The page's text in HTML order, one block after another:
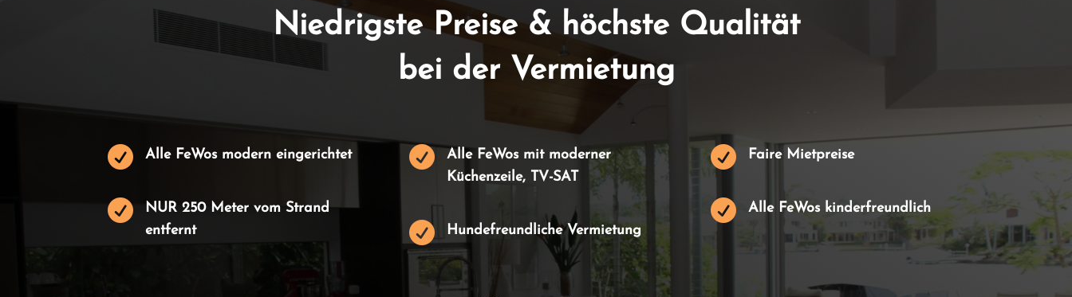
Niedrigste Preise & höchste Qualität
bei der Vermietung
 Alle FeWos modern eingerichtet

NUR 250 Meter vom Strand
entfernt

Alle FeWos mit moderner
Küchenzeile, TV-SAT
 Hundefreundliche Vermietung
 Faire Mietpreise
 Alle FeWos kinderfreundlich